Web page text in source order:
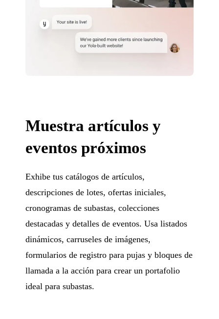
Muestra artículos y
eventos próximos
Exhibe tus catálogos de artículos,
descripciones de lotes, ofertas iniciales,
cronogramas de subastas, colecciones
destacadas y detalles de eventos. Usa listados
dinámicos, carruseles de imágenes,
formularios de registro para pujas y bloques de
llamada a la acción para crear un portafolio
ideal para subastas.